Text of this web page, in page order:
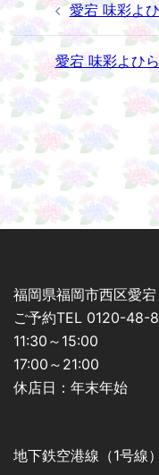
稿
ビ
ゲ
ー
シ
ョ
ン
愛宕 味彩よ
愛宕 味彩よひ
福岡県福岡市西区愛
ご予約TEL 0120-48-
11:30～15:00
17:00～21:00
休店日：年末年始
地下鉄空港線（1号線